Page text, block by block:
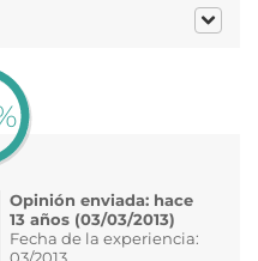
Opinión enviada: hace
13 años (03/03/2013)
Fecha de la experiencia: